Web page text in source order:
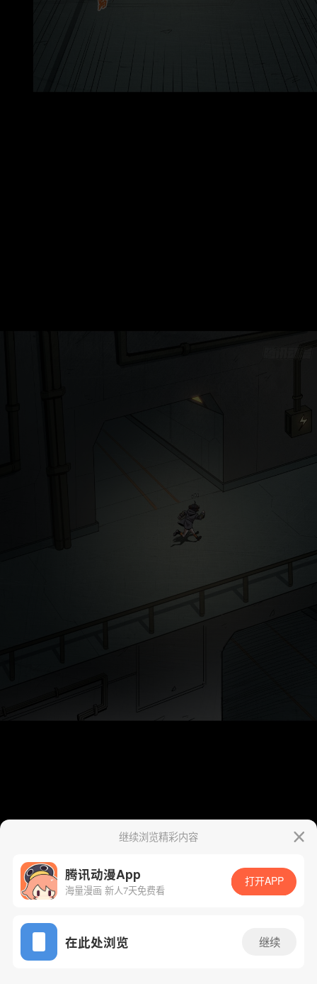
App免费看
继续浏览精彩内容
腾讯动漫App
海量漫画 新人7天免费看
打开APP
在此处浏览 继续